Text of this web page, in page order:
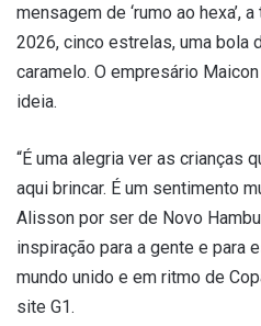
mensagem de ‘rumo ao hexa’,
2026, cinco estrelas, uma bola
caramelo. O empresário
ideia.
“É uma alegria ver as crianças
aqui brincar. É um sentimento
Alisson por ser de Novo
inspiração para a gente e para
mundo unido e em ritmo de
site G1.